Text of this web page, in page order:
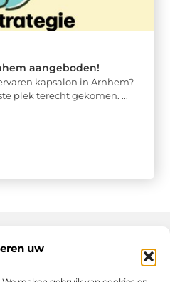
uw
aangeboden!
kapsalon in Arnhem?
plek terecht gekomen. ...